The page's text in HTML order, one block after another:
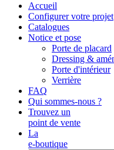
Accueil
Configurer votre projet
Catalogues
Notice et pose
Porte de placard
Dressing &
Porte d'intérieur
Verrière
FAQ
Qui sommes-nous ?
Trouvez un
point de vente
La
e-boutique